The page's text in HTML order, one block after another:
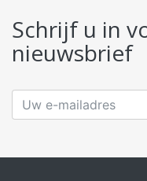
Schrijf u in
nieuwsbrief